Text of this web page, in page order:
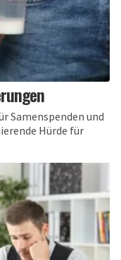
Samenspenden und
Hürde für